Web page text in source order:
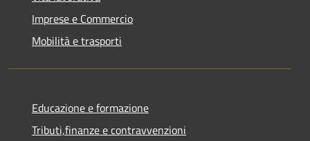
Imprese e Commercio
Mobilità e trasporti
Educazione e formazione
Tributi,finanze e contravvenzioni